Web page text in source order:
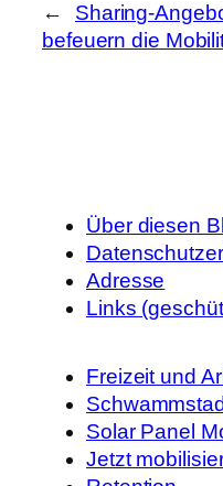
←
Sharing-
befeuern die
Über diesen
Adresse
Links
Freizeit und
Solar Panel
Jetzt